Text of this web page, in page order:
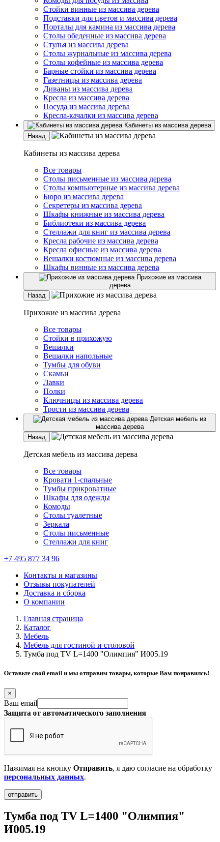
Стойки винные из массива дерева
Подставки для цветов и массива дерева
Порталы для камина из массива дерева
Столы обеденные из массива дерева
Стулья из массива дерева
Столы журнальные из массива дерева
Столы кофейные из массива дерева
Барные стойки из массива дерева
Газетницы из массива дерева
Диваны из массива дерева
Кресла из массива дерева
Посуда из массива дерева
Кресла-качалки из массива дерева
Кабинеты из массива дерева
Назад
Кабинеты из массива дерева
Все товары
Столы письменные из массива дерева
Столы компьютерные из массива дерева
Бюро из массива дерева
Секретеры из массива дерева
Шкафы книжные из массива дерева
Библиотеки из массива дерева
Стеллажи для книг из массива дерева
Кресла рабочие из массива дерева
Кресла офисные из массива дерева
Вешалки костюмные из массива дерева
Шкафы винные из массива дерева
Прихожие из массива
дерева
Назад
Прихожие из массива дерева
Все товары
Стойки в прихожую
Вешалки
Вешалки напольные
Тумбы для обуви
Скамьи
Лавки
Полки
Ключницы из массива дерева
Трости из массива дерева
Детская мебель из
массива дерева
Назад
Детская мебель из массива дерева
Все товары
Кровати 1-спальные
Тумбы прикроватные
Шкафы для одежды
Комоды
Столы туалетные
Зеркала
Столы письменные
Стеллажи для книг
+7 495 877 34 96
Контакты и магазины
Отзывы покупателей
Доставка и сборка
О компании
Главная страница
Каталог
Мебель
Мебель для гостиной и столовой
Тумба под ТV L=1400 "Олимпия" И005.19
Оставьте свой email и мы отправим товары, которые Вам понравилсь!
×
Ваш email
Защита от автоматического заполнения
Нажимая на кнопку Отправить, я даю согласие на обработку
персональных данных.
Тумба под ТV L=1400 "Олимпия"
И005.19